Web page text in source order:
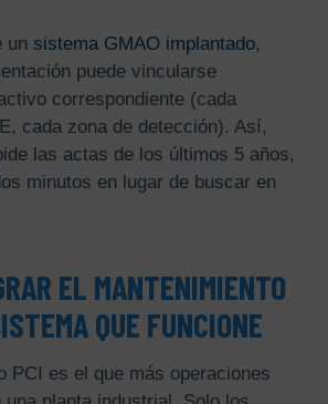
un sistema GMAO implantado,
puede vincularse
correspondiente (cada
cada zona de detección). Así,
las actas de los últimos 5 años,
minutos en lugar de buscar en
EL MANTENIMIENTO
QUE FUNCIONE
PCI es el que más operaciones